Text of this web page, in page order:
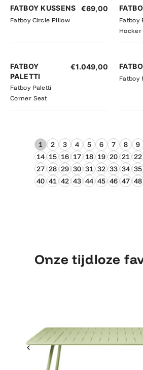
FATBOY KUSSENS
Fatboy Circle Pillow
€69,00
Fatboy
Hocker
FATBOY
PALETTI
Fatboy Paletti
Corner Seat
€1.049,00
Fatboy
1 2 3 4 5 6 7 8 9
14 15 16 17 18 19 20 21 22
27 28 29 30 31 32 33 34 35
40 41 42 43 44 45 46 47 48
Onze tijdloze